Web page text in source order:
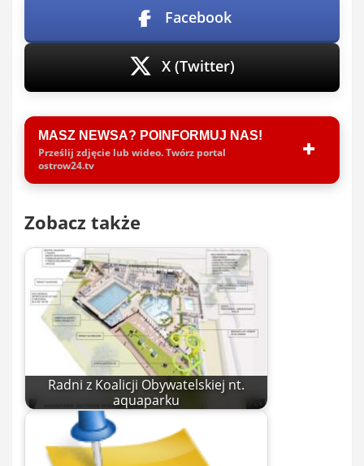
Facebook
X (Twitter)
MASZ NEWSA? POINFORMUJ NAS!
Prześlij zdjęcie lub wideo. Twórz portal
ostrow24.tv
Zobacz także
Radni z Koalicji Obywatelskiej nt.
aquaparku